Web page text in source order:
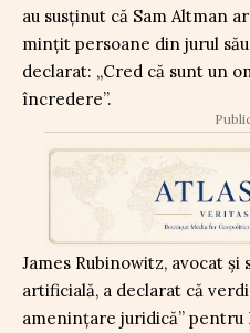
au susținut că Sam Altman
mințit persoane din jurul
declarat: „Cred că sunt un
încredere”.
James Rubinowitz, avocat
artificială, a declarat că
amenințare juridică” pentru